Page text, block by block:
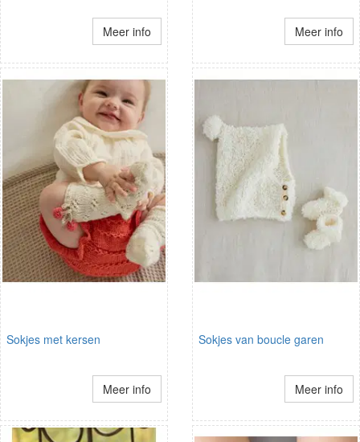
Meer info Meer info
Sokjes met kersen
Meer info
Sokjes van boucle garen
Meer info